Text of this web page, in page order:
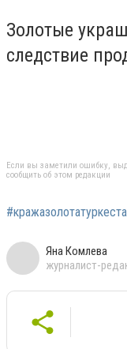
Золотые
cледствие
Если вы заметили ошибку,
сообщить об этом редакции
Яна Комлева
журналист-